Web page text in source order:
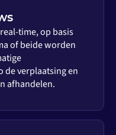
time, op basis
of beide worden
de verplaatsing en
afhandelen.